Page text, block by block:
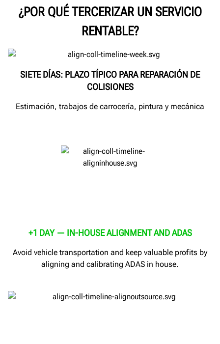
+1 DAY — IN-HOUSE ALIGNMENT AND ADAS
Avoid vehicle transportation and keep valuable profits by
aligning and calibrating ADAS in house.
¿POR QUÉ TERCERIZAR UN SERVICIO
RENTABLE?
SIETE DÍAS: PLAZO TÍPICO PARA REPARACIÓN DE
COLISIONES
Estimación, trabajos de carrocería, pintura y mecánica